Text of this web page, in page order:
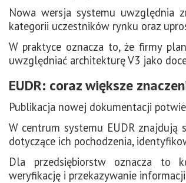
Nowa wersja systemu uwzględnia
kategorii uczestników rynku oraz
W praktyce oznacza to, że firmy
uwzględniać architekturę V3 jako
EUDR: coraz większe
Publikacja nowej dokumentacji
W centrum systemu EUDR
dotyczące ich pochodzenia,
Dla przedsiębiorstw oznacza to
weryfikację i przekazywanie